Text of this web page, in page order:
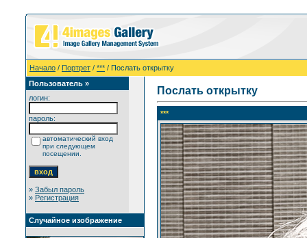
Начало / Портрет / *** / Послать открытку
Пользователь »
логин:
пароль:
автоматический вход
при следующем
посещении.
» Забыл пароль
» Регистрация
Случайное изображение
Послать открытку
***